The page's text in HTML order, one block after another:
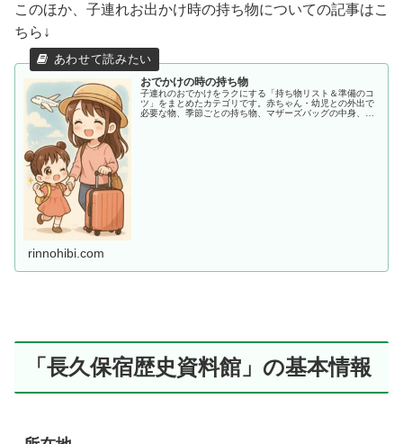
このほか、子連れお出かけ時の持ち物についての記事はこ
ちら↓
おでかけの時の持ち物
子連れのおでかけをラクにする「持ち物リスト＆準備のコ
ツ」をまとめたカテゴリです。赤ちゃん・幼児との外出で
必要な物、季節ごとの持ち物、マザーズバッグの中身、あ
rinnohibi.com
「長久保宿歴史資料館」の基本情報